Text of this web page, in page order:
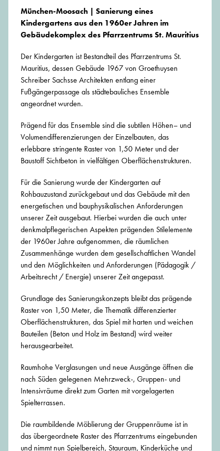
München-Moosach | Sanierung eines
Kindergartens aus den 1960er Jahren im
Gebäudekomplex des Pfarrzentrums St. Mauritius
Der Kindergarten ist Bestandteil des Pfarrzentrums St.
Mauritius, dessen Gebäude 1967 von Groethuysen
Schreiber Sachsse Architekten entlang einer
Fußgängerpassage als städtebauliches Ensemble
angeordnet wurden.
Prägend für das Ensemble sind die subtilen Höhen– und
Volumendifferenzierungen der Einzelbauten, das
erlebbare stringente Raster von 1,50 Meter und der
Baustoff Sichtbeton in vielfältigen Oberflächenstrukturen.
Für die Sanierung wurde der Kindergarten auf
Rohbauzustand zurückgebaut und das Gebäude mit den
energetischen und bauphysikalischen Anforderungen
unserer Zeit ausgebaut. Hierbei wurden die auch unter
denkmalpflegerischen Aspekten prägenden Stilelemente
der 1960er Jahre aufgenommen, die räumlichen
Zusammenhänge wurden dem gesellschaftlichen Wandel
und den Möglichkeiten und Anforderungen (Pädagogik /
Arbeitsrecht / Energie) unserer Zeit angepasst.
Grundlage des Sanierungskonzepts bleibt das prägende
Raster von 1,50 Meter, die Thematik differenzierter
Oberflächenstrukturen, das Spiel mit harten und weichen
Bauteilen (Beton und Holz im Bestand) wird weiter
herausgearbeitet.
Raumhohe Verglasungen und neue Ausgänge öffnen die
nach Süden gelegenen Mehrzweck-, Gruppen- und
Intensivräume direkt zum Garten mit vorgelagerten
Spielterrassen.
Die raumbildende Möblierung der Gruppenräume ist in
das übergeordnete Raster des Pfarrzentrums eingebunden
und nimmt nun Spielbereich, Stauraum, Kinderküche und